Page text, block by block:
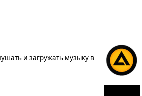
и загружать музыку в